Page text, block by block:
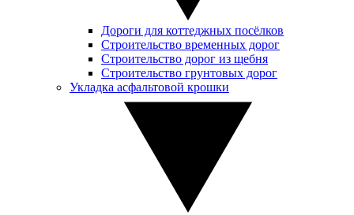
Дороги для коттеджных посёлков
Строительство временных дорог
Строительство дорог из щебня
Строительство грунтовых дорог
Укладка асфальтовой крошки